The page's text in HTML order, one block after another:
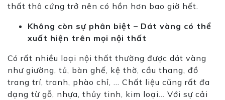
thất thô cứng trở nên có hồn hơn bao giờ hết.
Không còn sự phân biệt – Dát vàng có thể
xuất hiện trên mọi nội thất
Có rất nhiều loại nội thất thường được dát vàng
như giường, tủ, bàn ghế, kệ thờ, cầu thang, đồ
trang trí, tranh, phào chỉ, … Chất liệu cũng rất đa
dạng từ gỗ, nhựa, thủy tinh, kim loại… Với sự cải